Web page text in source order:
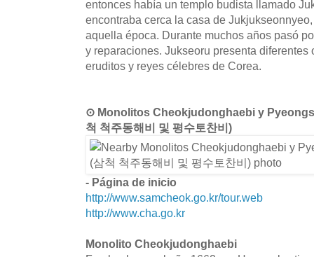
entonces había un templo budista llamado
encontraba cerca la casa de
aquella época. Durante muchos años pasó
y reparaciones. Jukseoru presenta diferentes
eruditos y reyes célebres de Corea.
⊙ Monolitos Cheokjudonghaebi y
척 척주동해비 및 평수토찬비)
- Página de inicio
http://www.samcheok.go.kr/tour.web
http://www.cha.go.kr
Monolito Cheokjudonghaebi